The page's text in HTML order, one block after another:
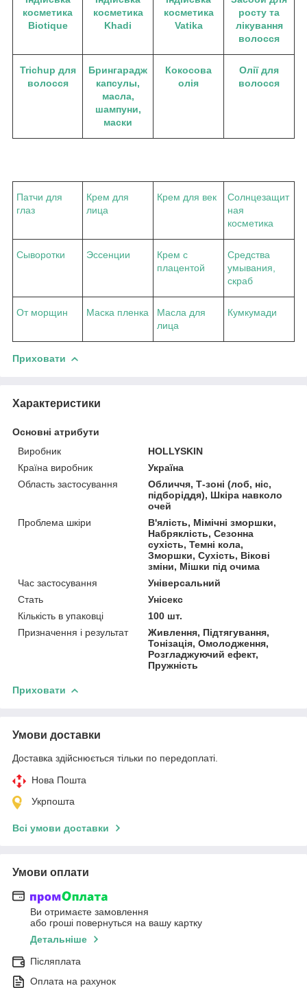
косметика
Biotique
косметика
Khadi
косметика
Vatika
росту та
лікування
волосся
Trichup для
волосся
Брингарадж
капсулы,
масла,
шампуни,
маски
Кокосова
олія
Олії для
волосся
Патчи для
глаз
Крем для
лица
Крем для век
Солнцезащит
ная
косметика
Сыворотки Эссенции
Крем с
плацентой
Средства
умывания,
скраб
От морщин Маска пленка
Масла для
лица
Кумкумади
Приховати
Характеристики
Основні атрибути
Виробник
HOLLYSKIN
Країна виробник
Україна
Область застосування
Обличчя, Т-зоні (лоб, ніс,
підборіддя), Шкіра навколо
очей
Проблема шкіри
В'ялість, Мімічні зморшки,
Набряклість, Сезонна
сухість, Темні кола,
Зморшки, Сухість, Вікові
зміни, Мішки під очима
Час застосування
Універсальний
Стать
Унісекс
Кількість в упаковці
100 шт.
Призначення і результат
Живлення, Підтягування,
Тонізація, Омолодження,
Розгладжуючий ефект,
Пружність
Приховати
Умови доставки
Доставка здійснюється тільки по передоплаті.
Нова Пошта
Укрпошта
Всі умови доставки
Умови оплати
Ви отримаєте замовлення
або гроші повернуться на вашу картку
Детальніше
Післяплата
Оплата на рахунок